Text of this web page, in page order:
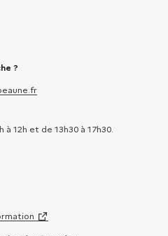
?
12h et de 13h30 à 17h30.